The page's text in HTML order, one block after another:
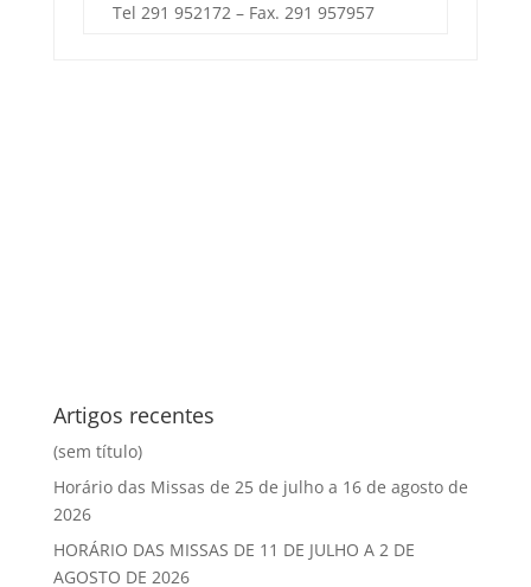
Tel 291 952172 – Fax. 291 957957
Artigos recentes
(sem título)
Horário das Missas de 25 de julho a 16 de agosto de
2026
HORÁRIO DAS MISSAS DE 11 DE JULHO A 2 DE
AGOSTO DE 2026